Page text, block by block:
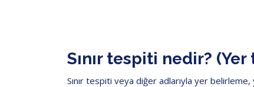
Sınır tespiti nedir?
Sınır tespiti veya diğer adlarıyla yer